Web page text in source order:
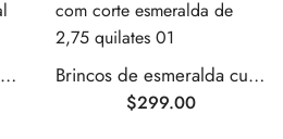
Brincos de pedras preciosas cultivadas em laboratório com corte oval de 2,0 quilates Brincos de esmeralda cultivados em laboratório com corte esmeralda de 2,75 quilates
$299.00